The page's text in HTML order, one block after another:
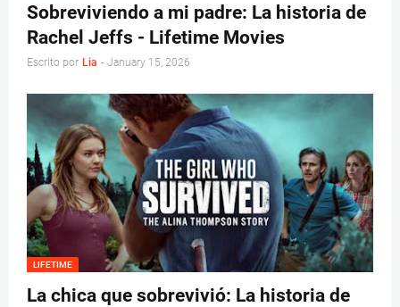
Sobreviviendo a mi padre: La historia de
Rachel Jeffs - Lifetime Movies
Escrito por Lia - January 15, 2026
LIFETIME
La chica que sobrevivió: La historia de